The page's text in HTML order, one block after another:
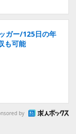
ガー/125日の年
も可能
by